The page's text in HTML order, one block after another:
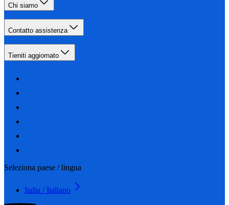
Chi siamo
Contatto assistenza
Tieniti aggiornato
Seleziona paese / lingua
Italia / Italiano